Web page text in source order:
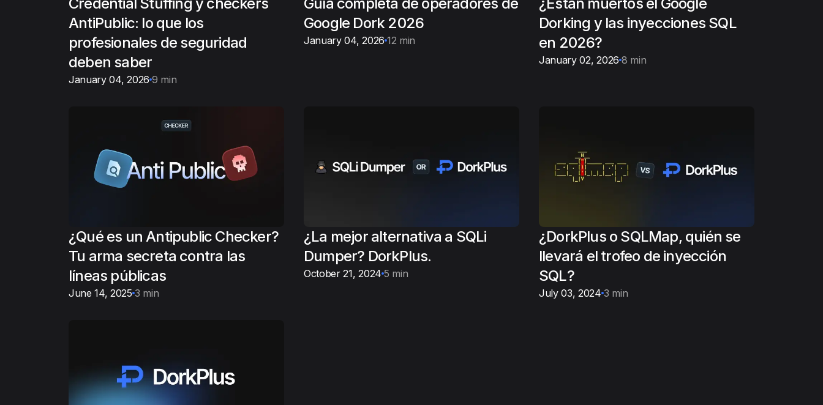
AntiPublic: lo que los
profesionales de seguridad
deben saber
January 04, 2026 9 min
Google Dork 2026
January 04, 2026 12 min
Dorking y las inyecciones SQL
en 2026?
January 02, 2026 8 min
¿Qué es un Antipublic Checker?
Tu arma secreta contra las
líneas públicas
June 14, 2025 3 min
¿La mejor alternativa a SQLi
Dumper? DorkPlus.
October 21, 2024 5 min
¿DorkPlus o SQLMap, quién se
llevará el trofeo de inyección
SQL?
July 03, 2024 3 min